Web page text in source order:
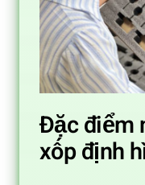
Đặc điểm
xốp định